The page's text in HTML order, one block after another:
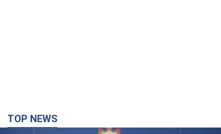
TOP NEWS